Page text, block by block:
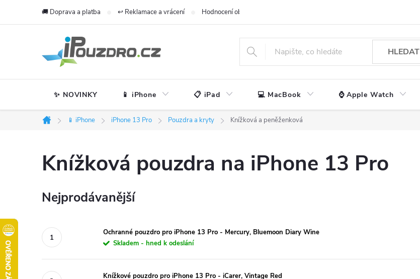
🚚 Doprava a platba ↩️ Reklamace a vrácení Hodnocení obchodu
HLEDAT
✨ NOVINKY 📱 iPhone 📋 iPad 💻 MacBook ⌚ Apple Watch
Domů
📱 iPhone iPhone 13 Pro Pouzdra a kryty Knížková a peněženková
Knížková pouzdra na iPhone 13 Pro
Nejprodávanější
Ochranné pouzdro pro iPhone 13 Pro - Mercury, Bluemoon Diary Wine
Skladem - hned k odeslání
Knížkové pouzdro pro iPhone 13 Pro - iCarer, Vintage Red